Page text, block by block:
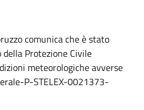
comunica che è stato
Protezione Civile
meteorologiche avverse
P-STELEX-0021373-